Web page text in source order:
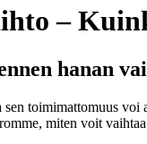
–
hanan
toimimattomuus
miten voit